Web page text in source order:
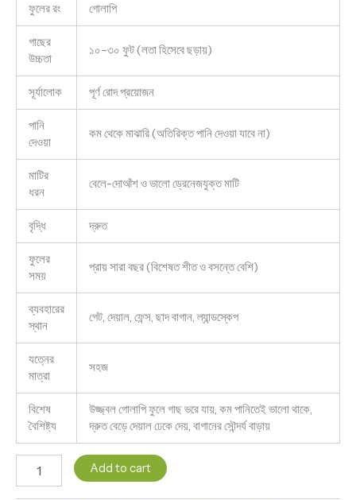
ফুলের রং গোলাপি
গাছের
উচ্চতা
১০–৩০ ফুট (লতা হিসেবে ছড়ায়)
সূর্যালোক পূর্ণ রোদ প্রয়োজন
পানি
দেওয়া
কম থেকে মাঝারি (অতিরিক্ত পানি দেওয়া যাবে না)
মাটির
ধরন
বেলে-দোআঁশ ও ভালো ড্রেনেজযুক্ত মাটি
বৃদ্ধি দ্রুত
ফুলের
সময়
প্রায় সারা বছর (বিশেষত শীত ও বসন্তে বেশি)
ব্যবহারের
স্থান
গেট, দেয়াল, ফেন্স, ছাদ বাগান, ল্যান্ডস্কেপ
যত্নের
মাত্রা
সহজ
বিশেষ
বৈশিষ্ট্য
উজ্জ্বল গোলাপি ফুলে গাছ ভরে যায়, কম পানিতেই ভালো থাকে,
দ্রুত বেড়ে দেয়াল ঢেকে দেয়, বাগানের সৌন্দর্য বাড়ায়
Add to cart